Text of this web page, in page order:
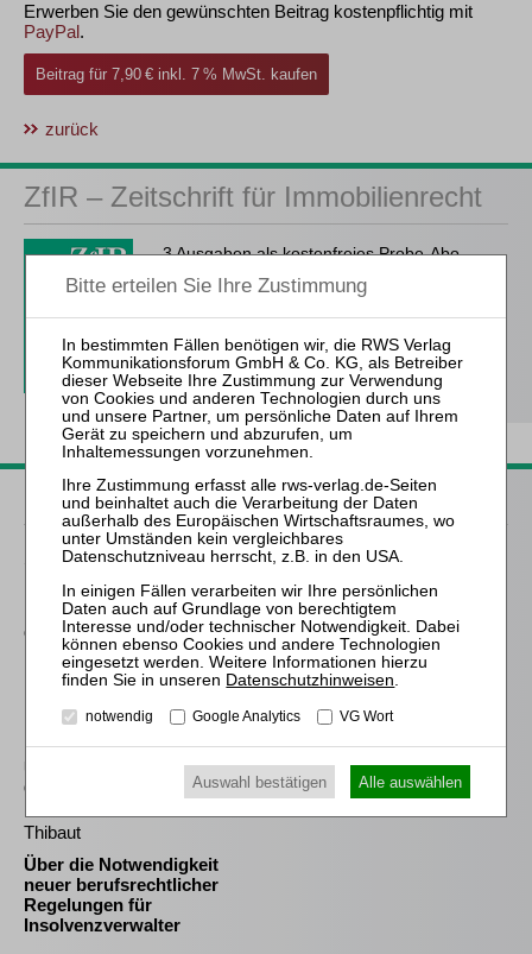
Erwerben Sie den gewünschten Beitrag kostenpflichtig mit
PayPal.
Beitrag für 7,90 € inkl. 7 % MwSt. kaufen
zurück
ZfIR – Zeitschrift für Immobilienrecht
3 Ausgaben als kostenfreies Probe-Abo
inkl. 14 Tage kostenfreie ZfIR-
Probe-Abo bestellen
Passende Bücher
Schröder
Die Reform des
Eigenkapitalersatzrechts
durch das MoMiG
Keller
Der Insolvenzverwalter
im Liquidationsverfahren
nach Chapter 7 des
United States Bankruptcy
Code
Thibaut
Über die Notwendigkeit
neuer berufsrechtlicher
Regelungen für
Insolvenzverwalter
Datenschutzhinweisen
notwendig Google Analytics VG Wort
Auswahl bestätigen Alle auswählen